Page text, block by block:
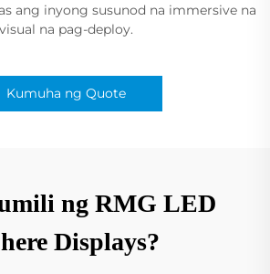
ang inyong susunod na immersive na
visual na pag-deploy.
Kumuha ng Quote
ng RMG LED
Displays?